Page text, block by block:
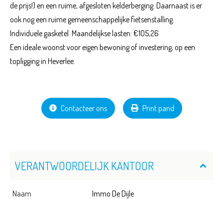
de prijs!) en een ruime, afgesloten kelderberging. Daarnaast is er
ook nog een ruime gemeenschappelijke fietsenstalling.
Individuele gasketel. Maandelijkse lasten: €105,26
Een ideale woonst voor eigen bewoning of investering, op een
topligging in Heverlee.
Contacteer ons Print pand
VERANTWOORDELIJK KANTOOR
Naam Immo De Dijle